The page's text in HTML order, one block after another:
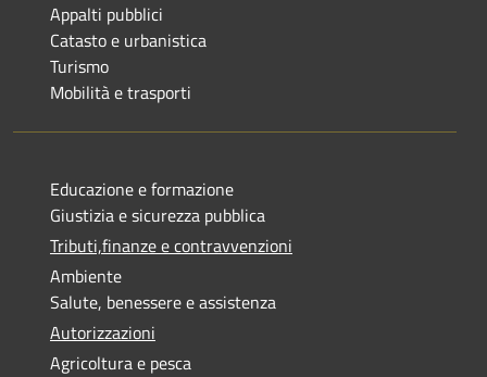
Appalti pubblici
Catasto e urbanistica
Turismo
Mobilità e trasporti
Educazione e formazione
Giustizia e sicurezza pubblica
Tributi,finanze e contravvenzioni
Ambiente
Salute, benessere e assistenza
Autorizzazioni
Agricoltura e pesca